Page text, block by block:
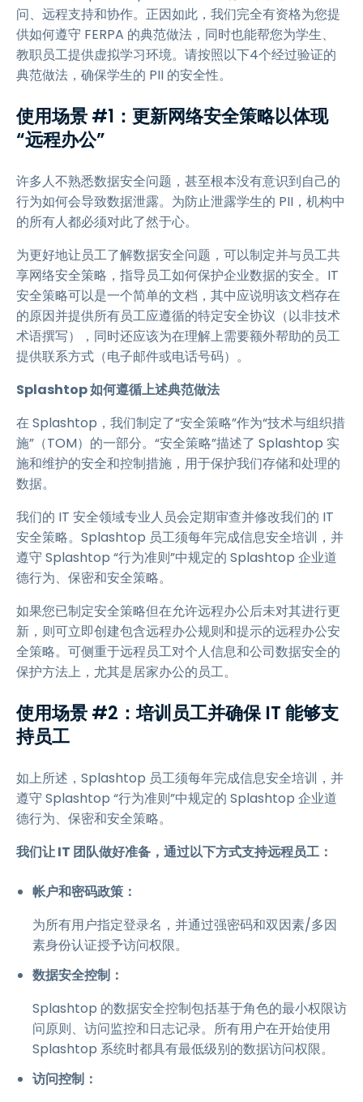
问、远程支持和协作。正因如此，我们完全有资格为您提
供如何遵守 FERPA 的典范做法，同时也能帮您为学生、
教职员工提供虚拟学习环境。请按照以下4个经过验证的
典范做法，确保学生的 PII 的安全性。
使用场景 #1：更新网络安全策略以体现
“远程办公”
许多人不熟悉数据安全问题，甚至根本没有意识到自己的
行为如何会导致数据泄露。为防止泄露学生的 PII，机构中
的所有人都必须对此了然于心。
为更好地让员工了解数据安全问题，可以制定并与员工共
享网络安全策略，指导员工如何保护企业数据的安全。IT
安全策略可以是一个简单的文档，其中应说明该文档存在
的原因并提供所有员工应遵循的特定安全协议（以非技术
术语撰写），同时还应该为在理解上需要额外帮助的员工
提供联系方式（电子邮件或电话号码）。
Splashtop 如何遵循上述典范做法
在 Splashtop，我们制定了“安全策略”作为“技术与组织措
施”（TOM）的一部分。“安全策略”描述了 Splashtop 实
施和维护的安全和控制措施，用于保护我们存储和处理的
数据。
我们的 IT 安全领域专业人员会定期审查并修改我们的 IT
安全策略。Splashtop 员工须每年完成信息安全培训，并
遵守 Splashtop “行为准则”中规定的 Splashtop 企业道
德行为、保密和安全策略。
如果您已制定安全策略但在允许远程办公后未对其进行更
新，则可立即创建包含远程办公规则和提示的远程办公安
全策略。可侧重于远程员工对个人信息和公司数据安全的
保护方法上，尤其是居家办公的员工。
使用场景 #2：培训员工并确保 IT 能够支
持员工
如上所述，Splashtop 员工须每年完成信息安全培训，并
遵守 Splashtop “行为准则”中规定的 Splashtop 企业道
德行为、保密和安全策略。
我们让 IT 团队做好准备，通过以下方式支持远程员工：
帐户和密码政策：
为所有用户指定登录名，并通过强密码和双因素/多因
素身份认证授予访问权限。
数据安全控制：
Splashtop 的数据安全控制包括基于角色的最小权限访
问原则、访问监控和日志记录。所有用户在开始使用
Splashtop 系统时都具有最低级别的数据访问权限。
访问控制：